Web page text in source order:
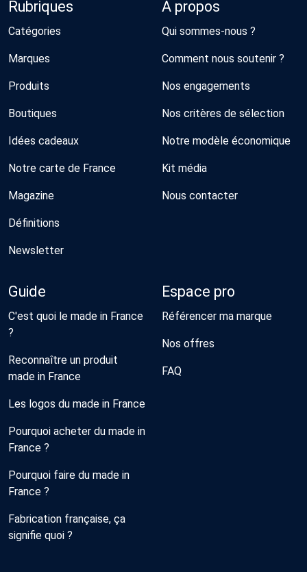
Rubriques
Catégories
Marques
Produits
Boutiques
Idées cadeaux
Notre carte de France
Magazine
Définitions
Newsletter
À propos
Qui sommes-nous ?
Comment nous soutenir ?
Nos engagements
Nos critères de sélection
Notre modèle économique
Kit média
Nous contacter
Guide
C'est quoi le made in France
?
Reconnaître un produit
made in France
Les logos du made in France
Pourquoi acheter du made in
France ?
Pourquoi faire du made in
France ?
Fabrication française, ça
signifie quoi ?
Espace pro
Référencer ma marque
Nos offres
FAQ